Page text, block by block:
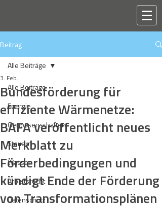
Beitrag
Alle Beiträge
Energie
Genossenschaften
Steuern
Wasser
Arbeitsrecht
Datenschutz
Alle Beiträge
Bundesförderung für
effiziente Wärmenetze:
BAFA veröffentlicht neues
Merkblatt zu
Förderbedingungen und
kündigt Ende der Förderung
von Transformationsplänen
3. Feb.